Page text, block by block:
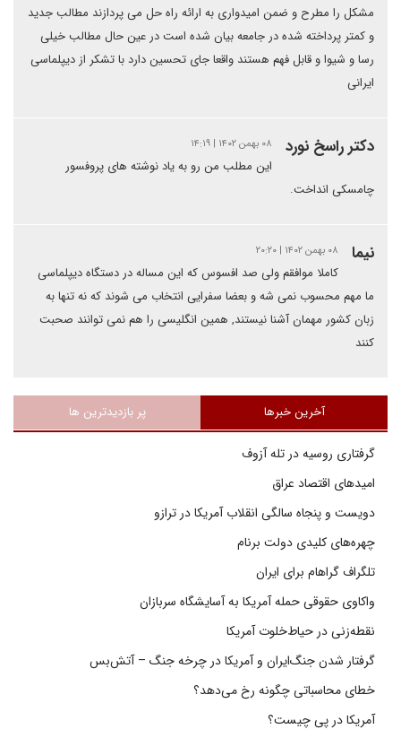
مشکل را مطرح و ضمن امیدواری به ارائه راه حل می پردازند مطالب جدید
و کمتر پرداخته شده در جامعه بیان شده است در عین حال مطالب خیلی
رسا و شیوا و قابل فهم هستند واقعا جای تحسین دارد با تشکر از دیپلماسی
ایرانی
دکتر راسخ نورد ۰۸ بهمن ۱۴۰۲ | ۱۴:۱۹
این مطلب من رو به یاد نوشته های پروفسور
چامسکی انداخت.
نیما ۰۸ بهمن ۱۴۰۲ | ۲۰:۲۰
کاملا موافقم ولی صد افسوس که این مساله در دستگاه دیپلماسی
ما مهم محسوب نمی شه و بعضا سفرایی انتخاب می شوند که نه تنها به
زبان کشور مهمان آشنا نیستند, همین انگلیسی را هم نمی توانند صحبت
کنند
آخرین خبرها پر بازدیدترین ها
گرفتاری روسیه در تله آزوف
امیدهای اقتصاد عراق
دویست و پنجاه سالگی انقلاب آمریکا در ترازو
چهره‌های کلیدی دولت برنام
تلگراف گراهام برای ایران
واکاوی حقوقی حمله آمریکا به آسایشگاه سربازان
نقطه‌زنی در حیاط‌خلوت آمریکا
گرفتار شدن جنگ‌ایران و آمریکا در چرخه جنگ – آتش‌بس
خطای محاسباتی چگونه رخ می‌دهد؟
آمریکا در پی چیست؟